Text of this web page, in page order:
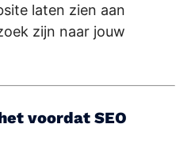
laten zien aan
zijn naar jouw
voordat SEO